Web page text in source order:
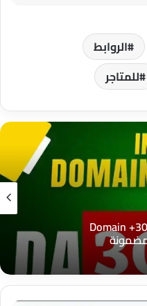
الروابط
للمتاجر
خدمة تعزيز الدومين أثورتي 30+ Domain